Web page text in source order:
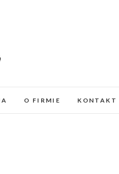
O FIRMIE KONTAKT